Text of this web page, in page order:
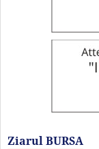
Ziarul BURSA